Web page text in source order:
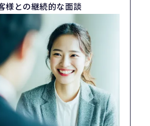
様との継続的な面談